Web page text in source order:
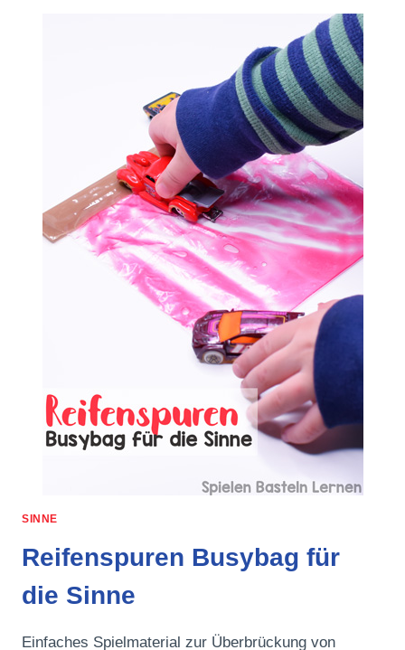
SINNE
Reifenspuren Busybag für
die Sinne
Einfaches Spielmaterial zur Überbrückung von